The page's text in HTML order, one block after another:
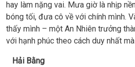
hay làm nặng vai. Mưa giờ là nhịp
bóng tối, đưa cô về với chính mình.
thấy mình – một An Nhiên trưởng
với hạnh phúc theo cách duy nhất
Hải Bằng